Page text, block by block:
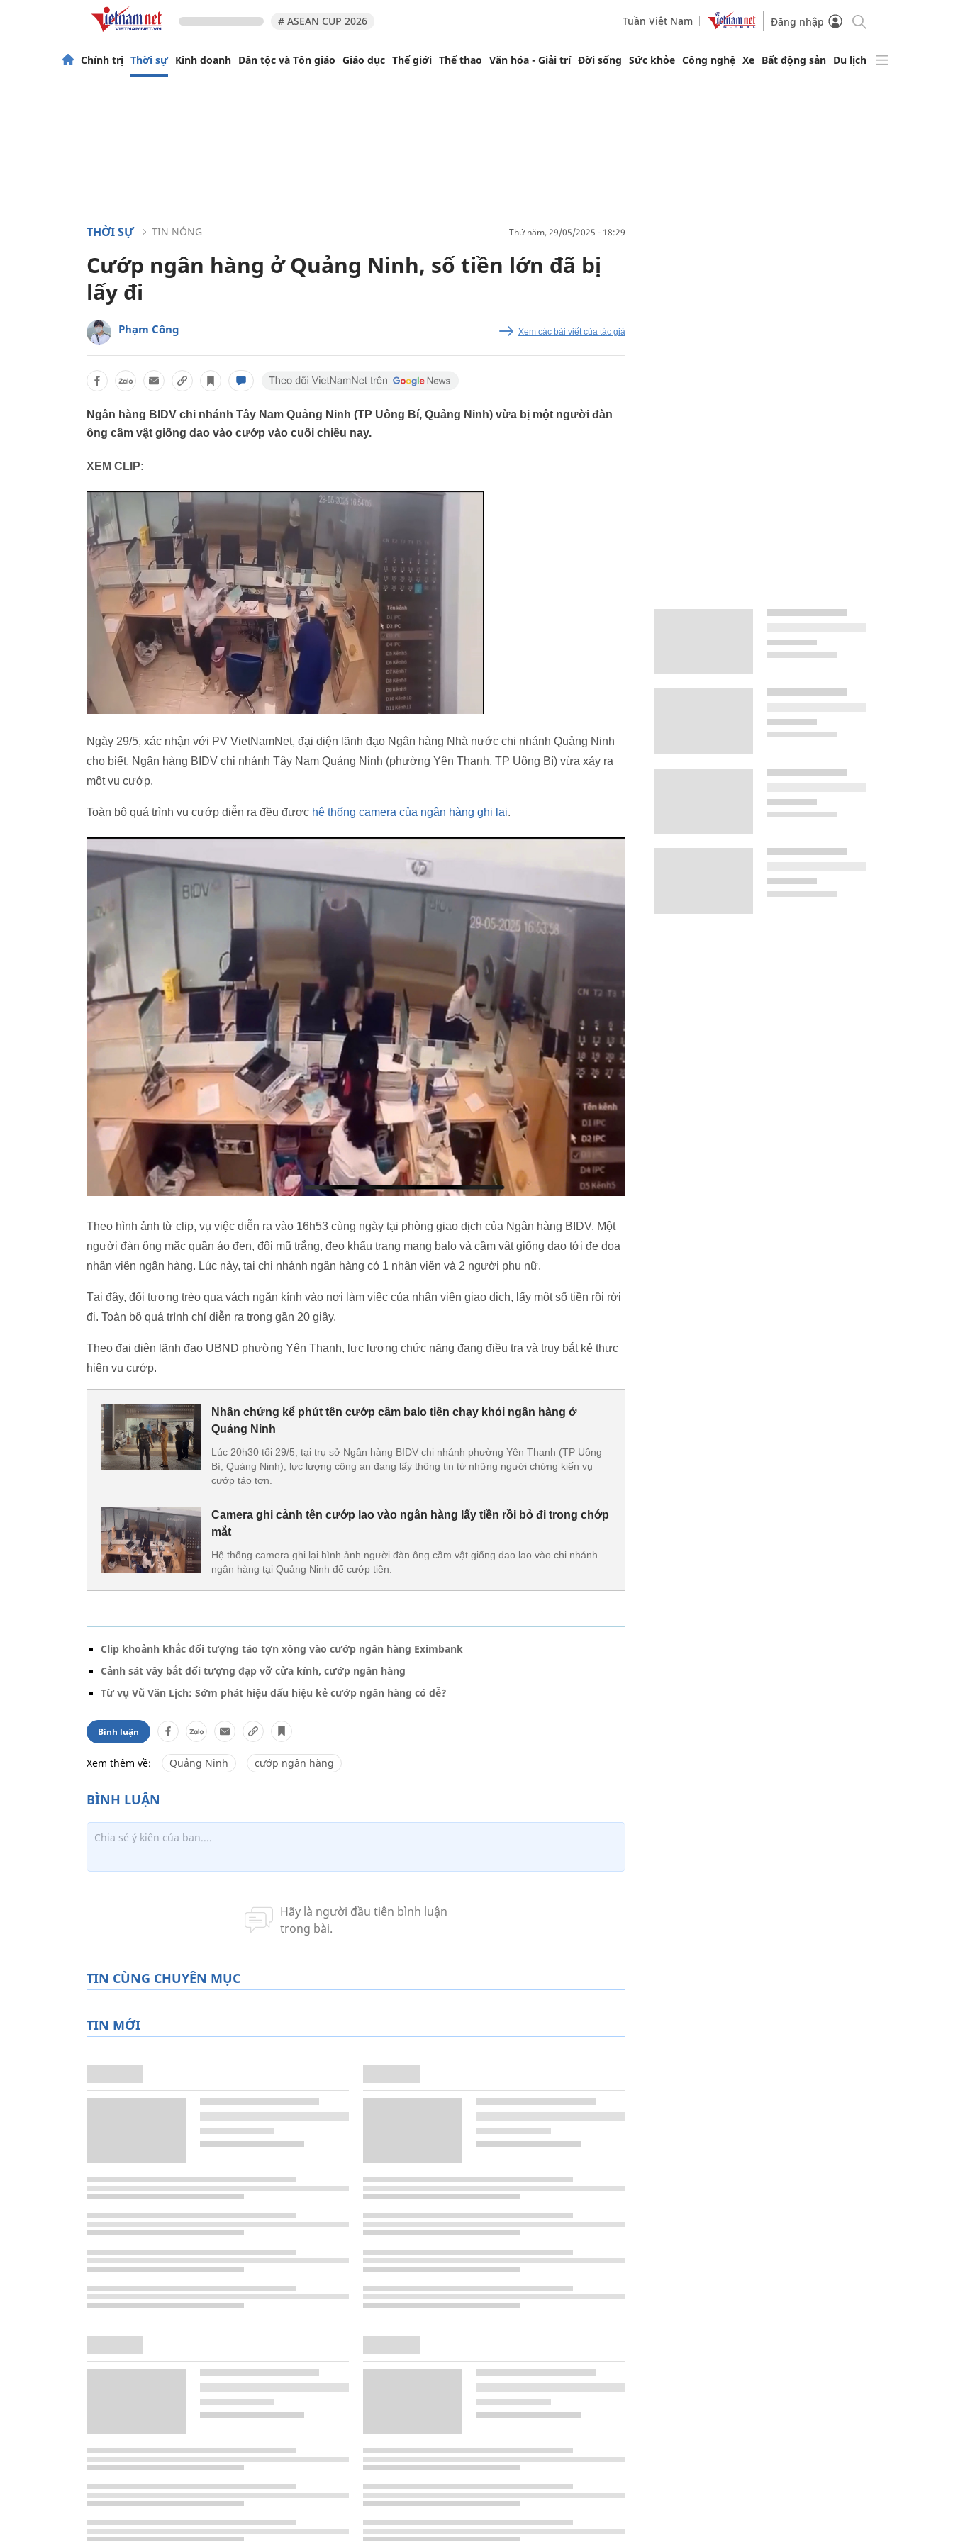
# ASEAN CUP 2026 Tuần Việt Nam Đăng nhập
Chính trị Thời sự Kinh doanh Dân tộc và Tôn giáo Giáo dục Thế giới Thể thao Văn hóa - Giải trí Đời sống Sức khỏe Công nghệ Xe Bất động sản Du lịch
THỜI SỰ TIN NÓNG thứ năm, 29/05/2025 - 18:29
Cướp ngân hàng ở Quảng Ninh, số tiền lớn đã bị
lấy đi
Phạm Công Xem các bài viết của tác giả
Ngân hàng BIDV chi nhánh Tây Nam Quảng Ninh (TP Uông Bí, Quảng Ninh) vừa bị một người đàn
ông cầm vật giống dao vào cướp vào cuối chiều nay.
XEM CLIP:
Ngày 29/5, xác nhận với PV VietNamNet, đại diện lãnh đạo Ngân hàng Nhà nước chi nhánh Quảng Ninh
cho biết, Ngân hàng BIDV chi nhánh Tây Nam Quảng Ninh (phường Yên Thanh, TP Uông Bí) vừa xảy ra
một vụ cướp.
Toàn bộ quá trình vụ cướp diễn ra đều được hệ thống camera của ngân hàng ghi lại.
Theo hình ảnh từ clip, vụ việc diễn ra vào 16h53 cùng ngày tại phòng giao dịch của Ngân hàng BIDV. Một
người đàn ông mặc quần áo đen, đội mũ trắng, đeo khẩu trang mang balo và cầm vật giống dao tới đe dọa
nhân viên ngân hàng. Lúc này, tại chi nhánh ngân hàng có 1 nhân viên và 2 người phụ nữ.
Tại đây, đối tượng trèo qua vách ngăn kính vào nơi làm việc của nhân viên giao dịch, lấy một số tiền rồi rời
đi. Toàn bộ quá trình chỉ diễn ra trong gần 20 giây.
Theo đại diện lãnh đạo UBND phường Yên Thanh, lực lượng chức năng đang điều tra và truy bắt kẻ thực
hiện vụ cướp.
Nhân chứng kể phút tên cướp cầm balo tiền chạy khỏi ngân hàng ở
Quảng Ninh
Lúc 20h30 tối 29/5, tại trụ sở Ngân hàng BIDV chi nhánh phường Yên Thanh (TP Uông
Bí, Quảng Ninh), lực lượng công an đang lấy thông tin từ những người chứng kiến vụ
cướp táo tợn.
Camera ghi cảnh tên cướp lao vào ngân hàng lấy tiền rồi bỏ đi trong chớp
mắt
Hệ thống camera ghi lại hình ảnh người đàn ông cầm vật giống dao lao vào chi nhánh
ngân hàng tại Quảng Ninh để cướp tiền.
Clip khoảnh khắc đối tượng táo tợn xông vào cướp ngân hàng Eximbank
Cảnh sát vây bắt đối tượng đạp vỡ cửa kính, cướp ngân hàng
Từ vụ Vũ Văn Lịch: Sớm phát hiệu dấu hiệu kẻ cướp ngân hàng có dễ?
Bình luận
Xem thêm về: Quảng Ninh cướp ngân hàng
TIN CÙNG CHUYÊN MỤC
TIN MỚI